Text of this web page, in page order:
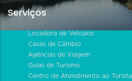
Serviços
Locadora de Veículos
Casas de Câmbio
Agências de Viagem
Guias de Turismo
Centro de Atendimento ao Turista